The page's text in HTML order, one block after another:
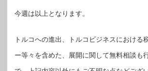
今週は以上となります。
トルコへの進出、トルコビジネスにおける
ー等々を含めた、展開に関して無料相談も